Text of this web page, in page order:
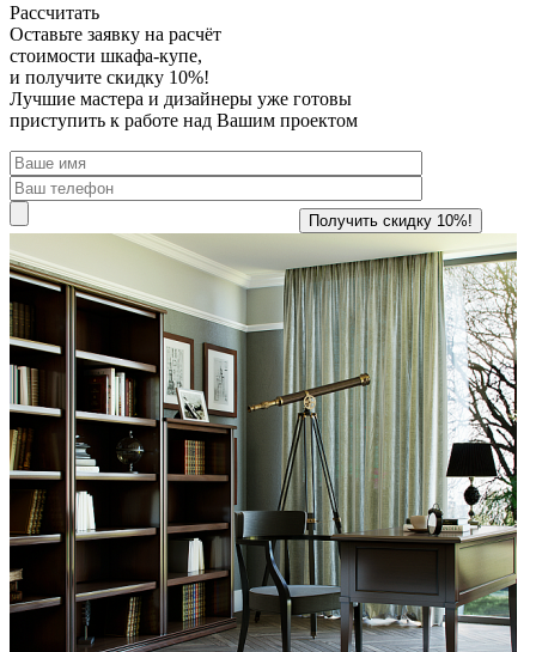
Рассчитать
Оставьте заявку на расчёт
стоимости шкафа-купе,
и получите скидку 10%!
Лучшие мастера и дизайнеры уже готовы
приступить к работе над Вашим проектом